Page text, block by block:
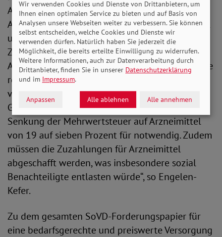
Arzneimittelmarktneuordnungsgesetzes.
Außerdem sollten zur Verbesserung der Qualität
und Wirtschaftlichkeit der Versorgung die hohe
Zahl von umstrittenen oder unwirksamen
Arzneimitteln durch Einführung einer Positivliste
reduziert werden. Zur finanziellen Entlastung
von privaten Haushalten und des
Gesundheitssystems halten wir auch die
Senkung der Mehrwertsteuer auf Arzneimittel
von 19 auf sieben Prozent für notwendig. Zudem
müssen die Zuzahlungen für Arzneimittel
abgeschafft werden, was insbesondere sozial
Benachteiligte entlasten würde“, so Engelen-
Kefer.
Zu dem gesamten SoVD-Forderungspapier für
eine bedarfsgerechte und preiswerte Versorgung
Wir verwenden Cookies und Dienste von Drittanbietern, um
Ihnen einen optimalen Service zu bieten und auf Basis von
Analysen unsere Webseiten weiter zu verbessern. Sie können
selbst entscheiden, welche Cookies und Dienste wir
verwenden dürfen. Natürlich haben Sie jederzeit die
Möglichkeit, die bereits erteilte Einwilligung zu widerrufen.
Weitere Informationen, auch zur Datenverarbeitung durch
Drittanbieter, finden Sie in unserer Datenschutzerklärung
und im Impressum.
Anpassen Alle ablehnen Alle annehmen